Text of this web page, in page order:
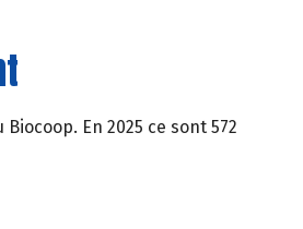
En 2025 ce sont 572